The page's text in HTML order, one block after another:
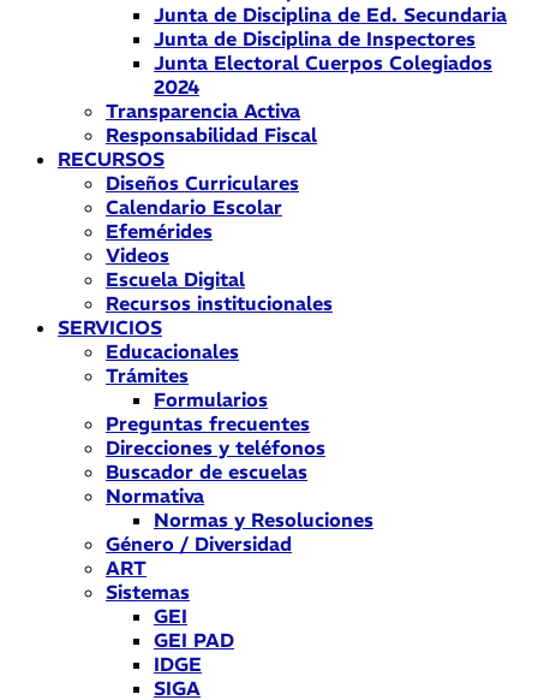
Junta de Disciplina de Ed. Secundaria
Junta de Disciplina de Inspectores
Junta Electoral Cuerpos Colegiados
2024
Transparencia Activa
Responsabilidad Fiscal
RECURSOS
Diseños Curriculares
Calendario Escolar
Efemérides
Videos
Escuela Digital
Recursos institucionales
SERVICIOS
Educacionales
Trámites
Formularios
Preguntas frecuentes
Direcciones y teléfonos
Buscador de escuelas
Normativa
Normas y Resoluciones
Género / Diversidad
ART
Sistemas
GEI
GEI PAD
IDGE
SIGA